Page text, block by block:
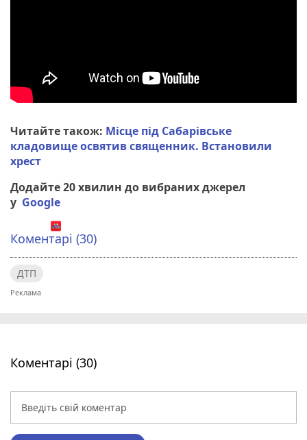
Читайте також: Місце під Сабарівське
кладовище освятив священник. Встановили
хрест
Додайте 20 хвилин до вибраних джерел
у Google
Коментарі (30)
ДТП
Коментарі (30)